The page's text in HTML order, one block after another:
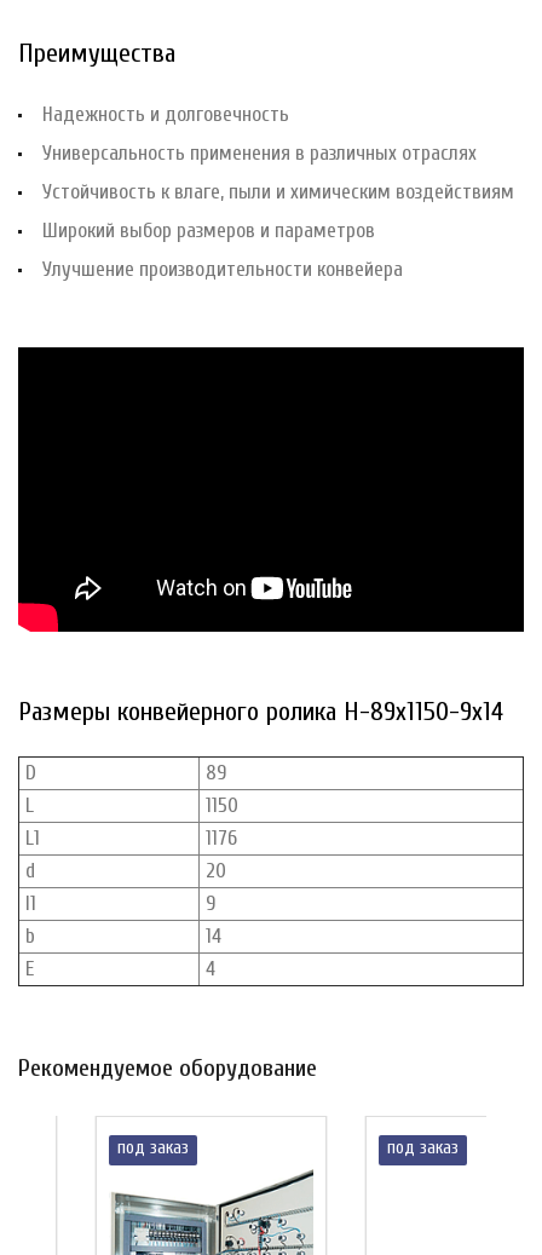
Преимущества
Надежность и долговечность
Универсальность применения в различных отраслях
Устойчивость к влаге, пыли и химическим воздействиям
Широкий выбор размеров и параметров
Улучшение производительности конвейера
Размеры конвейерного ролика Н-89х1150-9х14
D
89
L
1150
L1
1176
d
20
l1
9
b
14
E
4
Рекомендуемое оборудование
под заказ под заказ